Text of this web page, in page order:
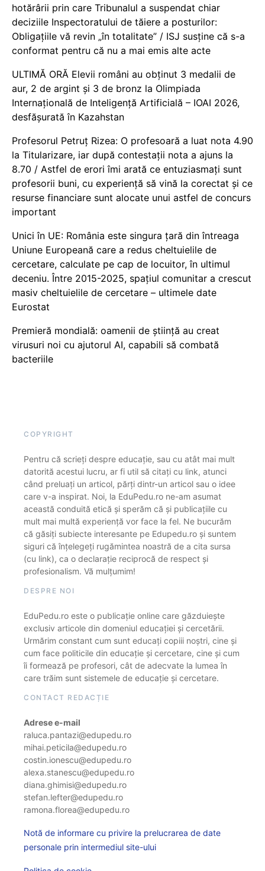
hotărârii prin care Tribunalul a suspendat chiar
deciziile Inspectoratului de tăiere a posturilor:
Obligațiile vă revin „în totalitate” / ISJ susține că s-a
conformat pentru că nu a mai emis alte acte
ULTIMĂ ORĂ Elevii români au obținut 3 medalii de
aur, 2 de argint și 3 de bronz la Olimpiada
Internațională de Inteligență Artificială – IOAI 2026,
desfășurată în Kazahstan
Profesorul Petruț Rizea: O profesoară a luat nota 4.90
la Titularizare, iar după contestații nota a ajuns la
8.70 / Astfel de erori îmi arată ce entuziasmați sunt
profesorii buni, cu experiență să vină la corectat și ce
resurse financiare sunt alocate unui astfel de concurs
important
Unici în UE: România este singura țară din întreaga
Uniune Europeană care a redus cheltuielile de
cercetare, calculate pe cap de locuitor, în ultimul
deceniu. Între 2015-2025, spațiul comunitar a crescut
masiv cheltuielile de cercetare – ultimele date
Eurostat
Premieră mondială: oamenii de știință au creat
virusuri noi cu ajutorul AI, capabili să combată
bacteriile
COPYRIGHT
Pentru că scrieți despre educație, sau cu atât mai mult
datorită acestui lucru, ar fi util să citați cu link, atunci
când preluați un articol, părți dintr-un articol sau o idee
care v-a inspirat. Noi, la EduPedu.ro ne-am asumat
această conduită etică și sperăm că și publicațiile cu
mult mai multă experiență vor face la fel. Ne bucurăm
că găsiți subiecte interesante pe Edupedu.ro și suntem
siguri că înțelegeți rugămintea noastră de a cita sursa
(cu link), ca o declarație reciprocă de respect și
profesionalism. Vă mulțumim!
DESPRE NOI
EduPedu.ro este o publicație online care găzduiește
exclusiv articole din domeniul educației și cercetării.
Urmărim constant cum sunt educați copiii noștri, cine și
cum face politicile din educație și cercetare, cine și cum
îi formează pe profesori, cât de adecvate la lumea în
care trăim sunt sistemele de educație și cercetare.
CONTACT REDACȚIE
Adrese e-mail
raluca.pantazi@edupedu.ro
mihai.peticila@edupedu.ro
costin.ionescu@edupedu.ro
alexa.stanescu@edupedu.ro
diana.ghimisi@edupedu.ro
stefan.lefter@edupedu.ro
ramona.florea@edupedu.ro
Notă de informare cu privire la prelucrarea de date
personale prin intermediul site-ului